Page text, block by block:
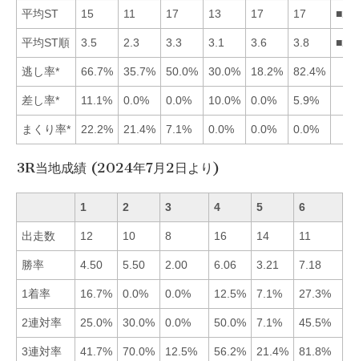
平均ST 15 11 17 13 17 17
平均ST順 3.5 2.3 3.3 3.1 3.6 3.8
逃し率* 66.7% 35.7% 50.0% 30.0% 18.2% 82.4%
差し率* 11.1% 0.0% 0.0% 10.0% 0.0% 5.9%
まくり率* 22.2% 21.4% 7.1% 0.0% 0.0% 0.0%
3R当地成績 (2024年7月2日より)
1 2 3 4 5 6
出走数 12 10 8 16 14 11
勝率 4.50 5.50 2.00 6.06 3.21 7.18
1着率 16.7% 0.0% 0.0% 12.5% 7.1% 27.3%
2連対率 25.0% 30.0% 0.0% 50.0% 7.1% 45.5%
3連対率 41.7% 70.0% 12.5% 56.2% 21.4% 81.8%